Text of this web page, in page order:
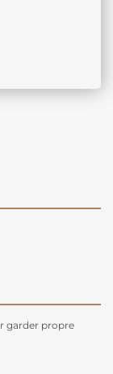
garder propre